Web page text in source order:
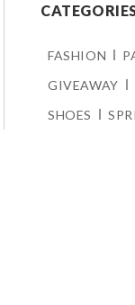
FASHION
GIVEAWAY
SHOES